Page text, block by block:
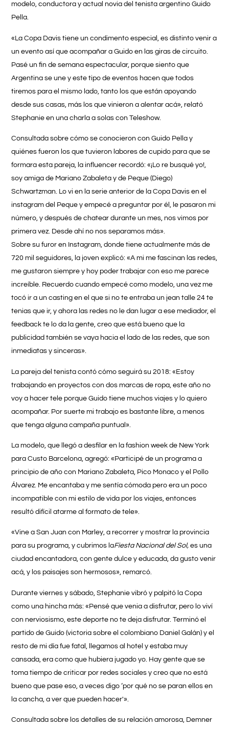
modelo, conductora y actual novia del tenista argentinoGuido
Pella.
«La Copa Davis tiene un condimento especial, es distinto venir a
un evento así que acompañar a Guido en las giras de circuito.
Pasé un fin de semana espectacular, porque siento que
Argentina se une y este tipo de eventos hacen que todos
tiremos para el mismo lado, tanto los que están apoyando
desde sus casas, más los que vinieron a alentar acá», relató
Stephanie en una charla a solas con Teleshow.
Consultada sobre cómo se conocieron con Guido Pella y
quiénes fueron los que tuvieron labores de cupido para que se
formara esta pareja, la influencer recordó: «¡Lo re busqué yo!,
soy amiga de Mariano Zabaleta y de Peque (Diego)
Schwartzman. Lo vi en la serie anterior de la Copa Davis en el
instagram del Peque y empecé a preguntar por él, le pasaron mi
número, y después de chatear durante un mes, nos vimos por
primera vez. Desde ahí no nos separamos más».
Sobre su furor en Instagram, donde tiene actualmente más de
720 mil seguidores, la joven explicó: «A mi me fascinan las redes,
me gustaron siempre y hoy poder trabajar con eso me parece
increíble. Recuerdo cuando empecé como modelo, una vez me
tocó ir a un casting en el que si no te entraba un jean talle 24 te
tenias que ir, y ahora las redes no le dan lugar a ese mediador, el
feedback te lo da la gente, creo que está bueno que la
publicidad también se vaya hacia el lado de las redes, que son
inmediatas y sinceras».
La pareja del tenista contó cómo seguirá su 2018: «Estoy
trabajando en proyectos con dos marcas de ropa, este año no
voy a hacer tele porque Guido tiene muchos viajes y lo quiero
acompañar. Por suerte mi trabajo es bastante libre, a menos
que tenga alguna campaña puntual».
La modelo, que llegó a desfilar en la fashion week de New York
para Custo Barcelona, agregó: «Participé de un programa a
principio de año con Mariano Zabaleta, Pico Monaco y el Pollo
Álvarez. Me encantaba y me sentía cómoda pero era un poco
incompatible con mi estilo de vida por los viajes, entonces
resultó difícil atarme al formato de tele».
«Vine a San Juan con Marley, a recorrer y mostrar la provincia
para su programa, y cubrimos laFiesta Nacional del Sol, es una
ciudad encantadora, con gente dulce y educada, da gusto venir
acá, y los paisajes son hermosos», remarcó.
Durante viernes y sábado,Stephanie vibró y palpitó la Copa
como una hincha más:«Pensé que venia a disfrutar, pero lo viví
con nerviosismo, este deporte no te deja disfrutar. Terminó el
partido de Guido (victoria sobre el colombiano Daniel Galán) y el
resto de mi día fue fatal, llegamos al hotel y estaba muy
cansada, era como que hubiera jugado yo. Hay gente que se
toma tiempo de criticar por redes sociales y creo que no está
bueno que pase eso, a veces digo ‘por qué no se paran ellos en
la cancha, a ver que pueden hacer'».
Consultada sobre los detalles de su relación amorosa, Demner